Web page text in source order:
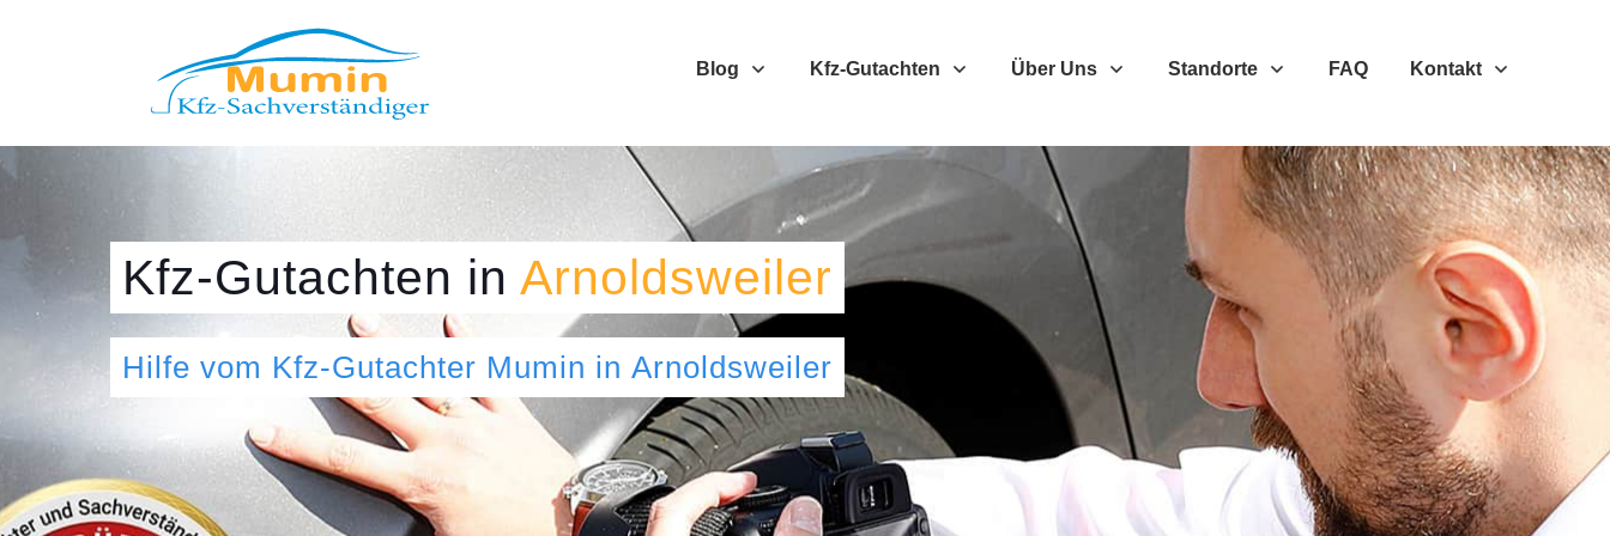
Blog Kfz-Gutachten Über Uns Standorte FAQ Kontakt
Kfz-Gutachten in Arnoldsweiler
Hilfe vom Kfz-Gutachter Mumin in Arnoldsweiler